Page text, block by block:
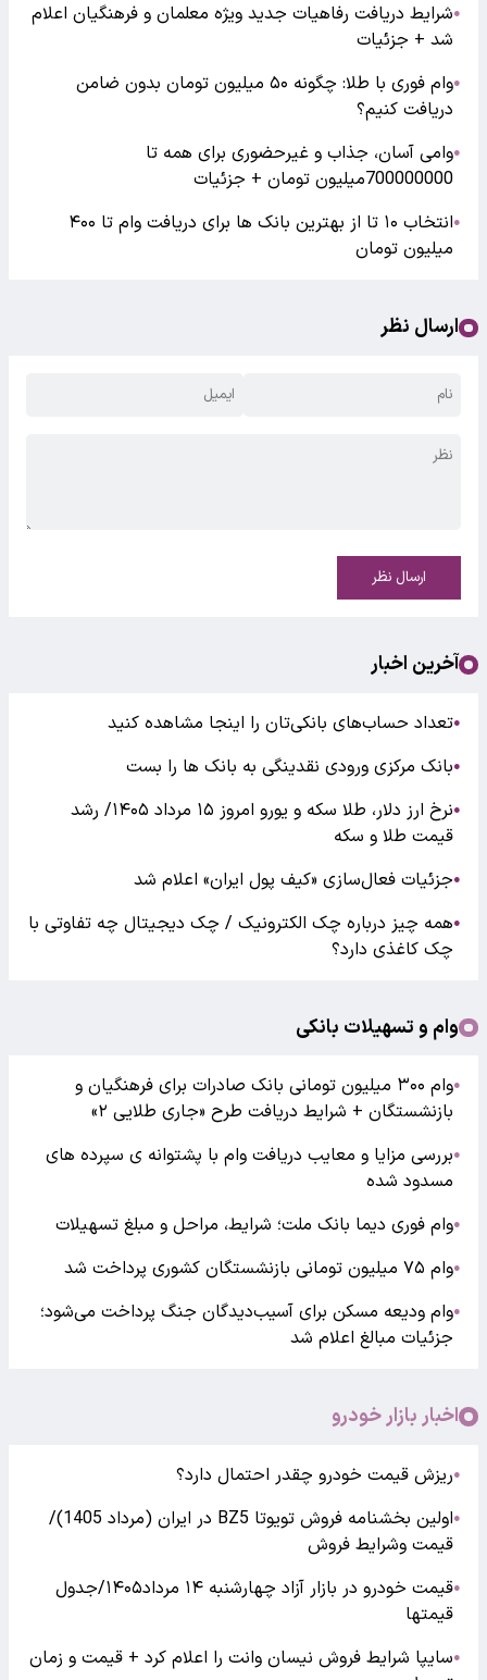
●شرایط دریافت رفاهیات جدید ویژه معلمان و فرهنگیان اعلام
شد + جزئیات
●
وام فوری با طلا: چگونه ۵۰ میلیون تومان بدون ضامن
دریافت کنیم؟
●وامی آسان، جذاب و غیرحضوری برای همه تا
700000000میلیون تومان + جزئیات
●
انتخاب ۱۰ تا از بهترین بانک ها برای دریافت وام تا ۴۰۰
میلیون تومان
ارسال نظر
ارسال نظر
آخرین اخبار
●تعداد حساب‌های بانکی‌تان را اینجا مشاهده کنید
●بانک مرکزی ورودی نقدینگی به بانک ها را بست
●
نرخ ارز دلار، طلا سکه و یورو امروز ۱۵ مرداد ۱۴۰۵/ رشد
قیمت طلا و سکه
●جزئیات فعال‌سازی «کیف پول ایران» اعلام شد
●همه چیز درباره چک الکترونیک / چک دیجیتال چه تفاوتی با
چک کاغذی دارد؟
وام و تسهیلات بانکی
●
وام ۳۰۰ میلیون تومانی بانک صادرات برای فرهنگیان و
بازنشستگان + شرایط دریافت طرح «جاری طلایی ۲»
●بررسی مزایا و معایب دریافت وام با پشتوانه ی سپرده های
مسدود شده
●وام فوری دیما بانک ملت؛ شرایط، مراحل و مبلغ تسهیلات
●وام ۷۵ میلیون تومانی بازنشستگان کشوری پرداخت شد
●وام ودیعه مسکن برای آسیب‌دیدگان جنگ پرداخت می‌شود؛
جزئیات مبالغ اعلام شد
اخبار بازار خودرو
●ریزش قیمت خودرو چقدر احتمال دارد؟
●
اولین بخشنامه فروش تویوتا BZ5 در ایران (مرداد 1405)/
قیمت وشرایط فروش
●
قیمت خودرو در بازار آزاد چهارشنبه ۱۴ مرداد۱۴۰۵/جدول
قیمتها
●سایپا شرایط فروش نیسان وانت را اعلام کرد + قیمت و زمان